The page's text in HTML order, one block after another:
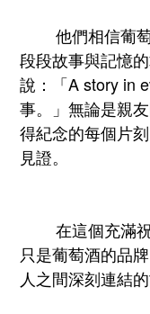
他們相信葡萄
段段故事與記憶
說：「A story in
事。」無論是親
得紀念的每個片
見證。
在這個充滿祝
只是葡萄酒的品
人之間深刻連結的